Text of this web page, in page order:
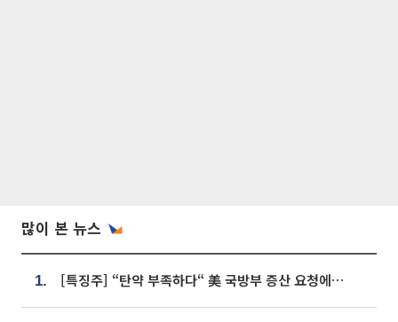
많이 본 뉴스
1. [특징주] “탄약 부족하다“ 美 국방부 증산 요청에⋯국내 방산주 급등세